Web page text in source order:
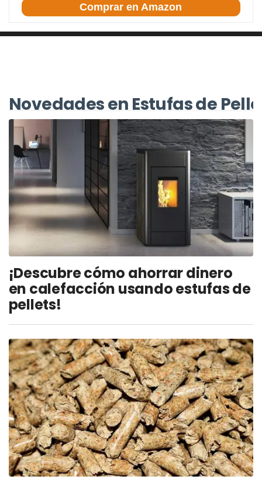
Comprar en Amazon
Novedades en Estufas de
¡Descubre cómo ahorrar dinero
en calefacción usando estufas de
pellets!